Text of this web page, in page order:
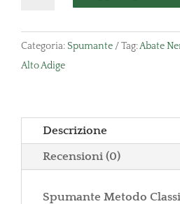
Trento
DOC
Categoria: Spumante Tag:Abate
Alto Adige
Descrizione
Recensioni (0)
Spumante Metodo